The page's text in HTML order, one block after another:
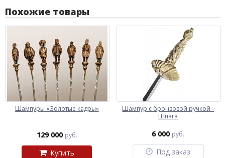
Похожие товары
Шампуры «Золотые кадры»
129 000 руб.
Купить
Шампур с бронзовой ручкой -
Шпага
6 000 руб.
Под заказ